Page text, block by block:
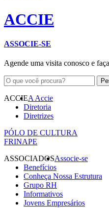
ACCIE
ASSOCIE-SE
Agende uma visita conosco e
ACCIEA Accie
Diretoria
Diretrizes
PÓLO DE CULTURA
FRINAPE
ASSOCIADOSAssocie-se
Benefícios
Conheça Nossa Estrutura
Grupo RH
Informativos
Jovens Empresários